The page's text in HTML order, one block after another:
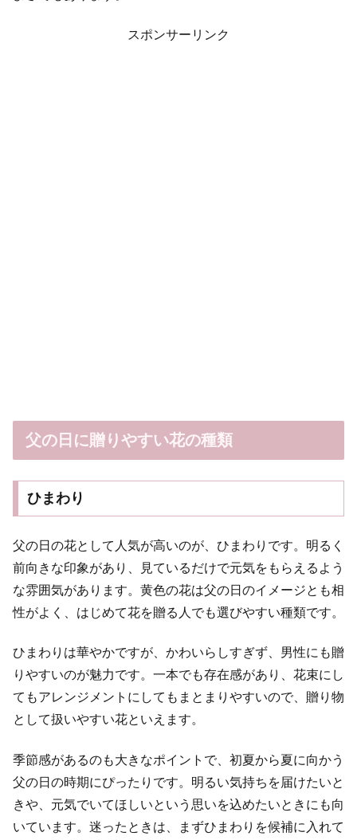
スポンサーリンク
父の日に贈りやすい花の種類
ひまわり
父の日の花として人気が高いのが、ひまわりです。明るく
前向きな印象があり、見ているだけで元気をもらえるよう
な雰囲気があります。黄色の花は父の日のイメージとも相
性がよく、はじめて花を贈る人でも選びやすい種類です。
ひまわりは華やかですが、かわいらしすぎず、男性にも贈
りやすいのが魅力です。一本でも存在感があり、花束にし
てもアレンジメントにしてもまとまりやすいので、贈り物
として扱いやすい花といえます。
季節感があるのも大きなポイントで、初夏から夏に向かう
父の日の時期にぴったりです。明るい気持ちを届けたいと
きや、元気でいてほしいという思いを込めたいときにも向
いています。迷ったときは、まずひまわりを候補に入れて